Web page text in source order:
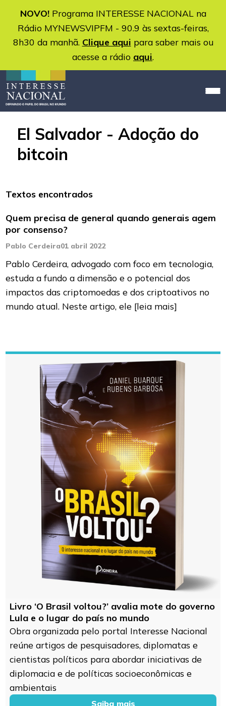
NOVO!Programa INTERESSE NACIONAL na
Rádio MYNEWSVIPFM - 90.9 às sextas-feiras,
8h30 da manhã. Clique aqui para saber mais ou
acesse a rádio aqui.
El Salvador - Adoção do
bitcoin
Textos encontrados
Quem precisa de general quando generais agem
por consenso?
Pablo Cerdeira01 abril 2022
Pablo Cerdeira, advogado com foco em tecnologia,
estuda a fundo a dimensão e o potencial dos
impactos das criptomoedas e dos criptoativos no
mundo atual. Neste artigo, ele [leia mais]
Livro ‘O Brasil voltou?’ avalia mote do governo
Lula e o lugar do país no mundo
Obra organizada pelo portal Interesse Nacional
reúne artigos de pesquisadores, diplomatas e
cientistas políticos para abordar iniciativas de
diplomacia e de políticas socioeconômicas e
ambientais
Saiba mais